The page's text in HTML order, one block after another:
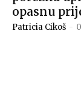
opasnu
Patricia Cikoš -